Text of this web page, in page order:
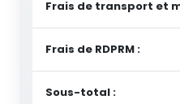
Frais de transport et
Frais de RDPRM :
Sous-total :